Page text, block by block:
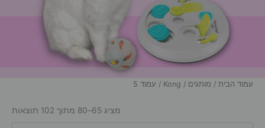
עמוד הבית / מותגים /
Kong / עמוד 5
מציג 65–80 מתוך 102 תוצאות